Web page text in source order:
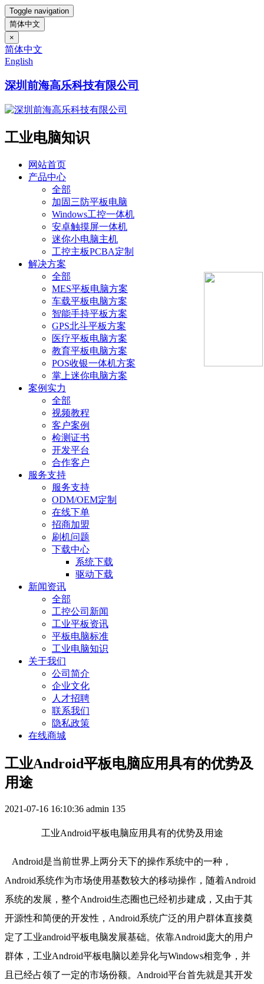
Toggle navigation
简体中文
×
简体中文
English
深圳前海高乐科技有限公司
工业电脑知识
网站首页
产品中心
全部
加固三防平板电脑
Windows工控一体机
安卓触摸屏一体机
迷你小电脑主机
工控主板PCBA定制
解决方案
全部
MES平板电脑方案
车载平板电脑方案
智能手持平板方案
GPS北斗平板方案
医疗平板电脑方案
教育平板电脑方案
POS收银一体机方案
掌上迷你电脑方案
案例实力
全部
视频教程
客户案例
检测证书
开发平台
合作客户
服务支持
服务支持
ODM/OEM定制
在线下单
招商加盟
刷机问题
下载中心
系统下载
驱动下载
新闻资讯
全部
工控公司新闻
工业平板资讯
平板电脑标准
工业电脑知识
关于我们
公司简介
企业文化
人才招聘
联系我们
隐私政策
在线商城
工业Android平板电脑应用具有的优势及
用途
2021-07-16 16:10:36 admin 135
工业Android平板电脑应用具有的优势及用途
Android是当前世界上两分天下的操作系统中的一种，
Android系统作为市场使用基数较大的移动操作，随着Android
系统的发展，整个Android生态圈也已经初步建成，又由于其
开源性和简便的开发性，Android系统广泛的用户群体直接奠
定了工业android平板电脑发展基础。依靠Android庞大的用户
群体，工业Android平板电脑以差异化与Windows相竞争，并
且已经占领了一定的市场份额。Android平台首先就是其开发